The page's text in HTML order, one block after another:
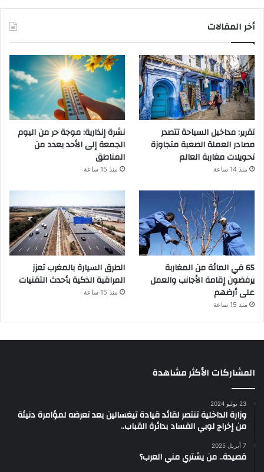
أخر المقالات
تقرير: مداخيل السياحة تتصدر
مصادر العملة الصعبة متجاوزة
تحويلات مغاربة العالم
منذ 14 ساعة
نشرة إنذارية: موجة حر من اليوم
الجمعة إلى الأحد بعدد من
المناطق
منذ 15 ساعة
65 في المائة من المغاربة
يرفضون إقامة الأجانب والعمل
على أرضهم
منذ 15 ساعة
الطرق السيارة بالمغرب تعزز
المراقبة الذكية بأحدث التقنيات
منذ 15 ساعة
المشاركات الأكثر مشاهدة
23 يوليو 2024
وزارة الداخلية تنتصر لقائد قيادة تيغسالين بعد تعرضه لمؤامرة دنيئة
من إخراج لوبي الفساد بدائرة القباب..
7 أبريل 2025
قصيدة.. من يشتري مني العرب؟